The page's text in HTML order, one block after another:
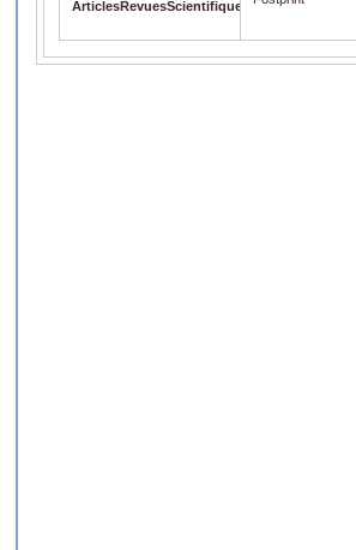
ArticlesRevuesScientifiquesInterntionales.pdf